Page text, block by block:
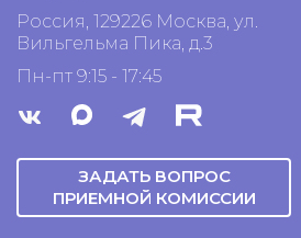
Россия, 129226 Москва, ул.
Вильгельма Пика, д.3
Пн-пт 9:15 - 17:45
ЗАДАТЬ ВОПРОС
ПРИЕМНОЙ КОМИССИИ